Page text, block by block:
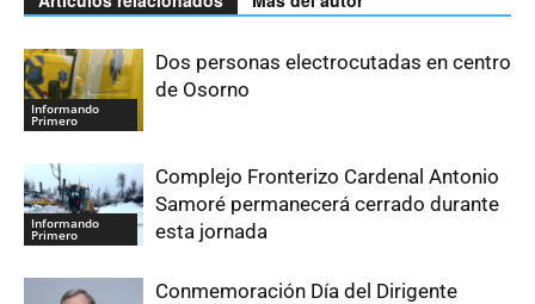
Informando
Primero
Dos personas electrocutadas en centro
de Osorno
Informando
Primero
Complejo Fronterizo Cardenal Antonio
Samoré permanecerá cerrado durante
esta jornada
Conmemoración Día del Dirigente